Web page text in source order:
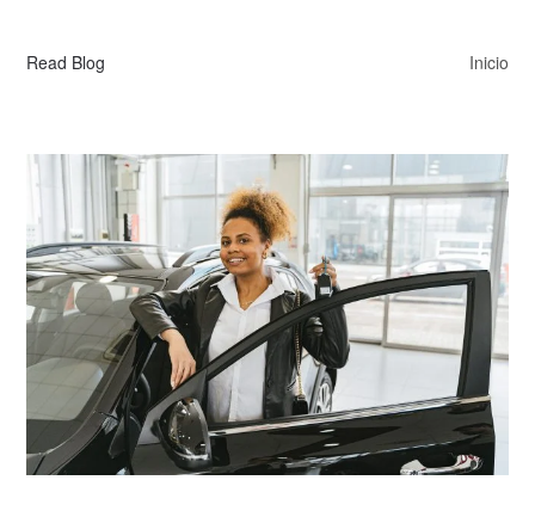
Read Blog Inicio